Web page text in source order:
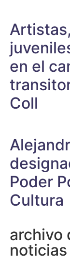
en el
Coll
Poder
Cultura
archivo
noticias